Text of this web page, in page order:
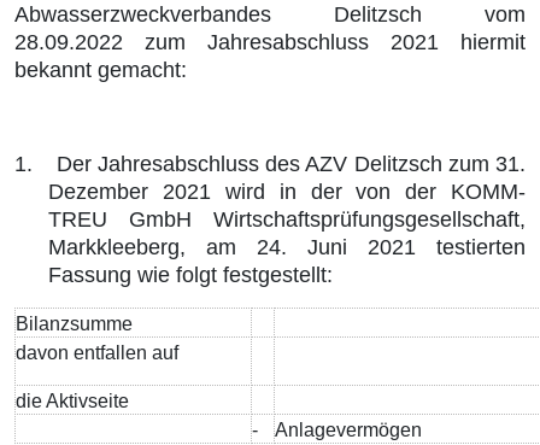
Abwasserzweckverbandes Delitzsch vom
28.09.2022 zum Jahresabschluss 2021 hiermit
bekannt gemacht:
1.
Der Jahresabschluss des AZV Delitzsch zum 31.
Dezember 2021 wird in der von der KOMM-
TREU GmbH Wirtschaftsprüfungsgesellschaft,
Markkleeberg, am 24. Juni 2021 testierten
Fassung wie folgt festgestellt:
Bilanzsumme
davon entfallen auf
die Aktivseite
-
Anlagevermögen